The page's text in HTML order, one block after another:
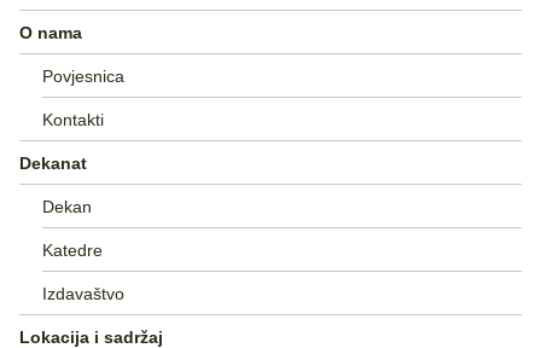
O nama
Povjesnica
Kontakti
Dekanat
Dekan
Katedre
Izdavaštvo
Lokacija i sadržaj